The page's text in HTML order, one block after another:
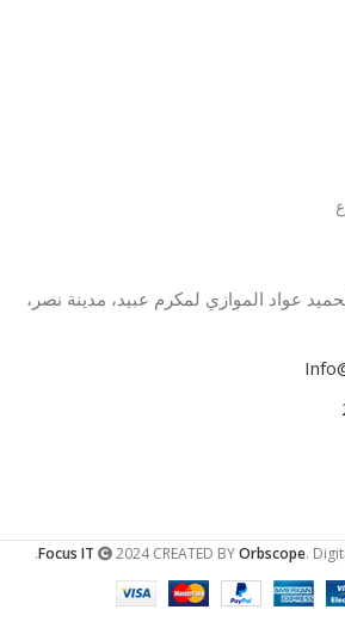
الحميد عواد الموازي لمكرم عبيد، مدينة نصر،
Focus IT 2024 CREATED BYOrbscope.